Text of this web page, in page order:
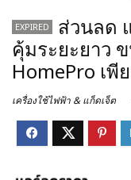
EXPIRED
ส่วนลด
คุ้มระยะยาว
HomePro เพี
เครื่องใช้ไฟฟ้า & แก็ดเจ็ต